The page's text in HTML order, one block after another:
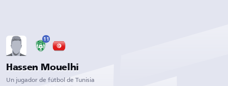
11
Hassen Mouelhi
Un jugador de fútbol de Tunisia